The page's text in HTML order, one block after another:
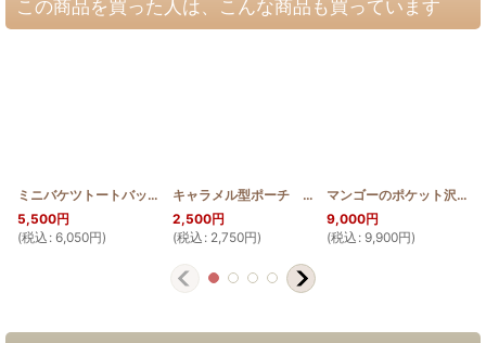
この商品を買った人は、こんな商品も買っています
ミニバケツトートバッグ パイナップル スクロールデザイン [
5,500円
(税込 : 6,050円)
キャラメル型ポーチ 薄型 ロケラニ(ステンドグラスキルト)
2,500円
(税込 : 2,750円)
マンゴーのポケット沢山ショルダーバッグ
9,000円
(税込 : 9,900円)